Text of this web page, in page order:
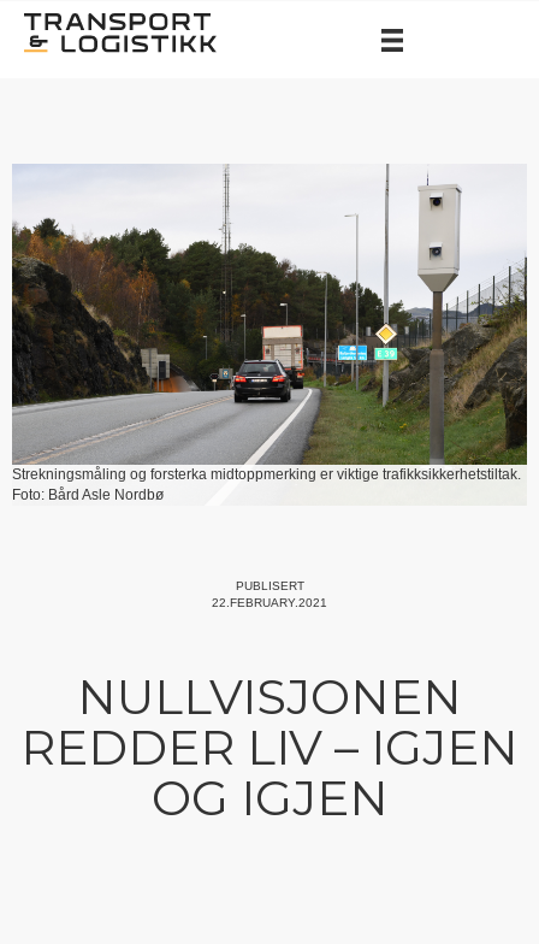
Strekningsmåling og forsterka midtoppmerking er viktige trafikksikkerhetstiltak.
Foto: Bård Asle Nordbø
PUBLISERT
22.FEBRUARY.2021
NULLVISJONEN
REDDER LIV – IGJEN
OG IGJEN